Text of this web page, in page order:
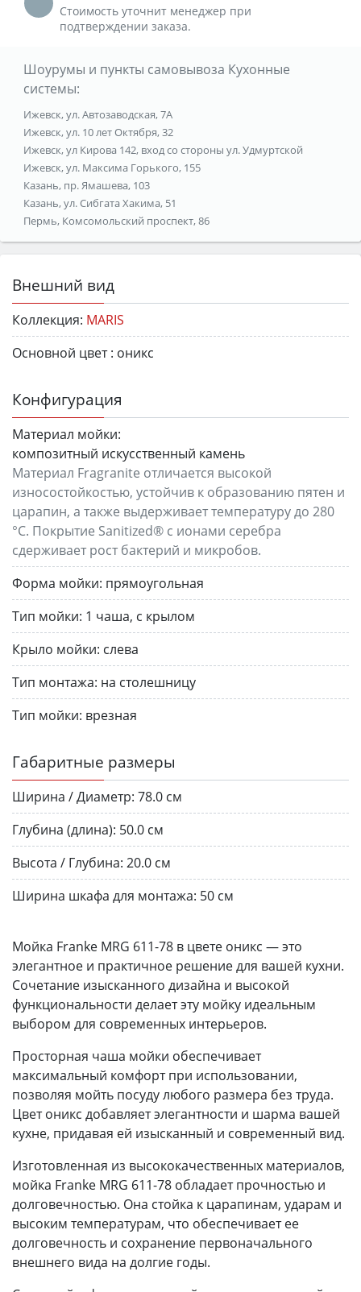
Стоимость уточнит менеджер при
подтверждении заказа.
Шоурумы и пункты самовывоза Кухонные
системы:
Ижевск, ул. Автозаводская, 7А
Ижевск, ул. 10 лет Октября, 32
Ижевск, ул Кирова 142, вход со стороны ул. Удмуртской
Ижевск, ул. Максима Горького, 155
Казань, пр. Ямашева, 103
Казань, ул. Сибгата Хакима, 51
Пермь, Комсомольский проспект, 86
Внешний вид
Коллекция: MARIS
Основной цвет : оникс
Конфигурация
Материал мойки:
композитный искусственный камень
Материал Fragranite отличается высокой
износостойкостью, устойчив к образованию пятен и
царапин, а также выдерживает температуру до 280
°C. Покрытие Sanitized® с ионами серебра
сдерживает рост бактерий и микробов.
Форма мойки: прямоугольная
Тип мойки: 1 чаша, с крылом
Крыло мойки: слева
Тип монтажа: на столешницу
Тип мойки: врезная
Габаритные размеры
Ширина / Диаметр: 78.0 см
Глубина (длина): 50.0 см
Высота / Глубина: 20.0 см
Ширина шкафа для монтажа: 50 см
Мойка Franke MRG 611-78 в цвете оникс — это
элегантное и практичное решение для вашей кухни.
Сочетание изысканного дизайна и высокой
функциональности делает эту мойку идеальным
выбором для современных интерьеров.
Просторная чаша мойки обеспечивает
максимальный комфорт при использовании,
позволяя мойть посуду любого размера без труда.
Цвет оникс добавляет элегантности и шарма вашей
кухне, придавая ей изысканный и современный вид.
Изготовленная из высококачественных материалов,
мойка Franke MRG 611-78 обладает прочностью и
долговечностью. Она стойка к царапинам, ударам и
высоким температурам, что обеспечивает ее
долговечность и сохранение первоначального
внешнего вида на долгие годы.